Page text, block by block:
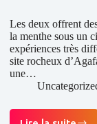
Les deux offrent
la menthe sous un
expériences très
site rocheux
une…